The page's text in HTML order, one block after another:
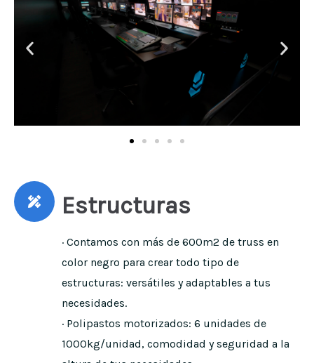
Estructuras
· Contamos con más de 600m2 de truss en
color negro para crear todo tipo de
estructuras: versátiles y adaptables a tus
necesidades.
· Polipastos motorizados: 6 unidades de
1000kg/unidad, comodidad y seguridad a la